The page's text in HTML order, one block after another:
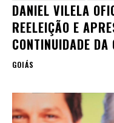
DANIEL VILELA
REELEIÇÃO E
CONTINUIDADE DA
GOIÁS